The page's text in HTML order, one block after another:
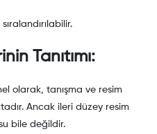
Tanıtımı:
olarak, tanışma ve resim
Ancak ileri düzey resim
bile değildir.